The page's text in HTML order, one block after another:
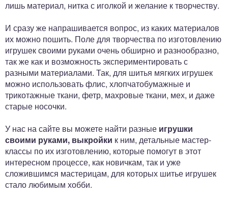
лишь материал, нитка с иголкой и желание к творчеству.
И сразу же напрашивается вопрос, из каких материалов
их можно пошить. Поле для творчества по изготовлению
игрушек своими руками очень обширно и разнообразно,
так же как и возможность экспериментировать с
разными материалами. Так, для шитья мягких игрушек
можно использовать флис, хлопчатобумажные и
трикотажные ткани, фетр, махровые ткани, мех, и даже
старые носочки.
У нас на сайте вы можете найти разные игрушки
своими руками, выкройки к ним, детальные мастер-
классы по их изготовлению, которые помогут в этот
интересном процессе, как новичкам, так и уже
сложившимся мастерицам, для которых шитье игрушек
стало любимым хобби.